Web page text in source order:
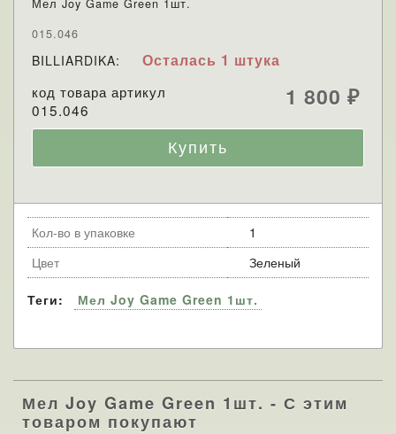
015.046
BILLIARDIKA: Осталась 1 штука
код товара артикул
015.046
1 800 ₽
Кол-во в упаковке
1
Цвет
Зеленый
Теги: Мел Joy Game Green 1шт.
Мел Joy Game Green 1шт. - С этим
товаром покупают